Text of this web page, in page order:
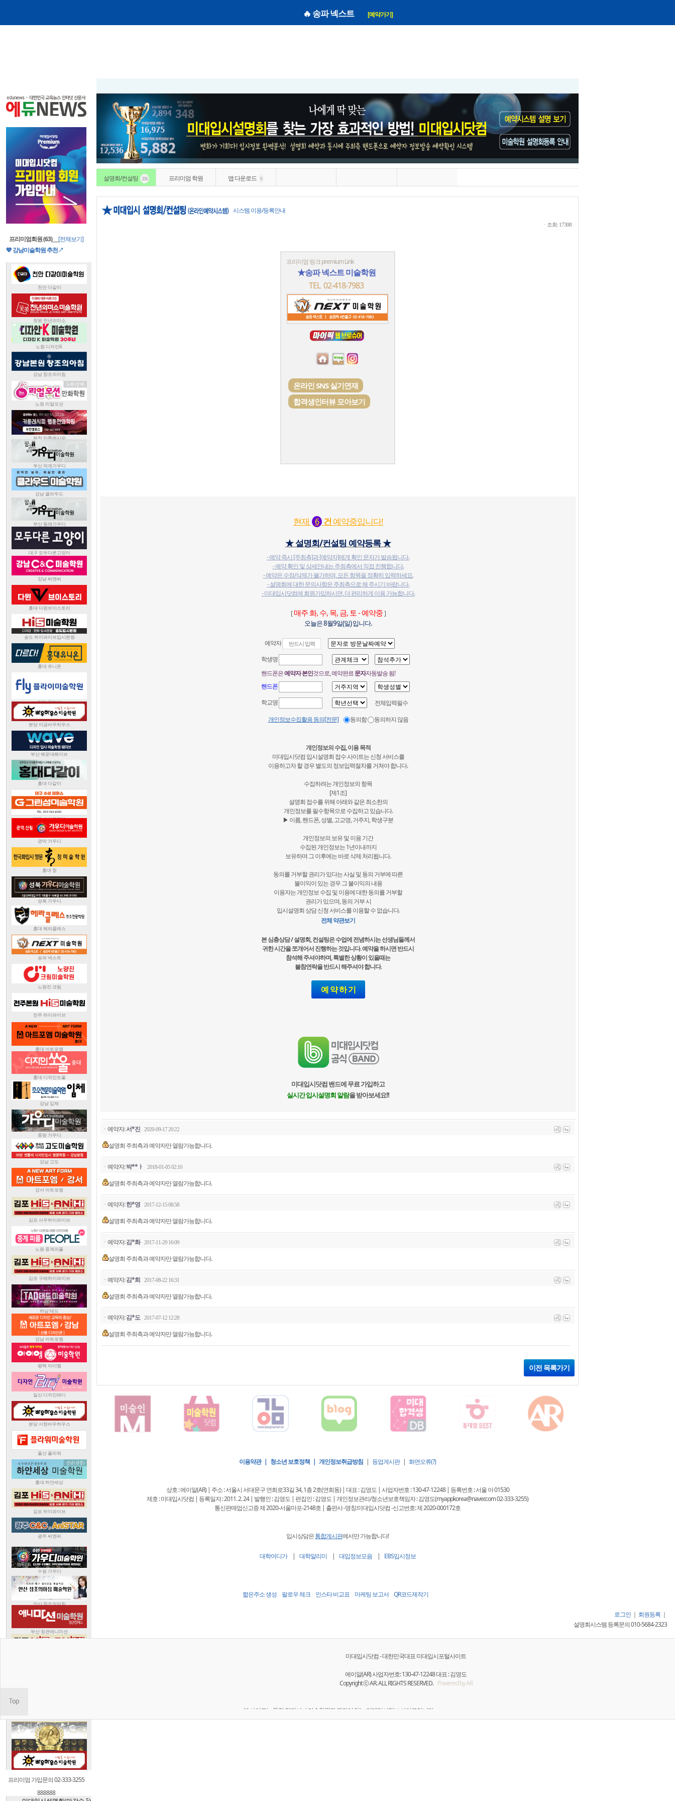
프리미엄회원 (63)___ [전체보기]
💙 강남미술학원 추천↗
프리미엄 가입문의 02-333-3255
888888
설명회/컨설팅 206 프리미엄 학원 앱 다운로드 5
시스템 이용/등록안내
ㆍ조회: 17308
🔥 송파 넥스트[예약가기]
프리미엄 링크 premium Link
★송파 넥스트 미술학원
TEL 02-418-7983
온라인 SNS 실기연재
합격생인터뷰 모아보기
현재 6 건 예약중입니다!
★ 설명회/컨설팅 예약등록 ★
- 예약 즉시 [주최측]과 [예약자]에게 확인 문자가 발송됩니다.
- 예약 확인 및 상세안내는 주최측에서 직접 진행합니다.
- 예약은 수정/삭제가 불가하며, 모든 항목을 정확히 입력하세요.
- 설명회에 대한 문의사항은 주최측으로 해 주시기 바랍니다.
- 미대입시닷컴에 회원가입하시면, 더 편리하게 이용 가능합니다.
[매주 화, 수, 목, 금, 토 - 예약중]
오늘은 8월9일(일) 입니다.
예약자
학생명
핸드폰은예약자 본인것으로, 예약완료문자자동발송 됨!
핸드폰
학교명
전체입력필수
개인정보수집활용 동의[전문]
동의함 동의하지 않음
개인정보의 수집, 이용 목적
미대입시닷컴 입시설명회 접수 사이트는 신청 서비스를
이용하고자 할 경우 별도의 정보입력절차를 거쳐야 합니다.
수집하려는 개인정보의 항목
[제1조]
설명회 접수를 위해 아래와 같은 최소한의
개인정보를 필수항목으로 수집하고 있습니다.
▶ 이름, 핸드폰, 성별, 고교명, 거주지, 학생구분
개인정보의 보유 및 이용 기간
수집된 개인정보는 1년이내까지
보유하며 그 이후에는 바로 삭제 처리됩니다.
동의를 거부할 권리가 있다는 사실 및 동의 거부에 따른
불이익이 있는 경우 그 불이익의 내용
이용자는 개인정보 수집 및 이용에 대한 동의를 거부할
권리가 있으며, 동의 거부 시
입시설명회 상담 신청 서비스를 이용할 수 없습니다.
전체 약관보기
본 심층상담 / 설명회, 컨설팅은 수업에 전념하시는 선생님들께서
귀한 시간을 쪼개어서 진행하는 것입니다. 예약을 하시면 반드시
참석해 주셔야하며, 특별한 상황이 있을때는
불참연락을 반드시 해주셔야 합니다.
예 약 하 기
미대입시닷컴 밴드에 무료 가입하고
실시간 입시설명회 알람을 받아보세요!!
ㆍ예약자:서*진 2020-09-17 20:22
설명회 주최측과 예약자만 열람가능합니다.
ㆍ예약자:박**ㅏ 2018-01-05 02:10
설명회 주최측과 예약자만 열람가능합니다.
ㆍ예약자:한*영 2017-12-15 08:58
설명회 주최측과 예약자만 열람가능합니다.
ㆍ예약자:김*화 2017-11-29 16:09
설명회 주최측과 예약자만 열람가능합니다.
ㆍ예약자:김*희 2017-08-22 16:31
설명회 주최측과 예약자만 열람가능합니다.
ㆍ예약자:김*도 2017-07-12 12:28
설명회 주최측과 예약자만 열람가능합니다.
이전 목록가기
이용약관 | 청소년 보호정책 | 개인정보취급방침 | 등업게시판| 화면오류(?)
상호 : 에이알(AR) | 주소 : 서울시 서대문구 연희로33길 34, 1층 2호(연희동) | 대표 : 김영도 | 사업자번호 : 130-47-12248 | 등록번호 : 서울 아 01530
제호 : 미대입시닷컴 | 등록일자 : 2011. 2. 24 | 발행인 : 김영도 | 편집인 : 김영도 | 개인정보관리/청소년보호책임자 : 김영도(myappkorea@naver.com 02-333-3255)
통신판매업신고증 제 2020-서울마포-2148호 | 출판사 -명칭:미대입시닷컴 -신고번호: 제 2020-000172호
입시상담은통합게시판에서만 가능합니다!
대학어디가| 대학알리미| 대입정보모음| EBS입시정보
짧은주소 생성 팔로우 체크 인스타 비교표 마케팅 보고서 QR코드제작기
로그인 ｜ 회원등록 ｜
설명회시스템 등록문의 010-5684-2323
미대입시닷컴 - 대한민국대표 미대입시포털사이트
에이알(AR) 사업자번호: 130-47-12248 대표 : 김영도
Copyright ⓒ AR. ALL RIGHTS RESERVED. Powered by AR
-본 사이트는 특정 잡지사나 미술학원과 관련이 없는 미대입시정보 사이트입니다.
-입시뉴스, 미대입시설명회, 미대배치표, 미대등급컷, 온라인실기연재, 미대입시상담, 미대정보, 미술학원정보 안내